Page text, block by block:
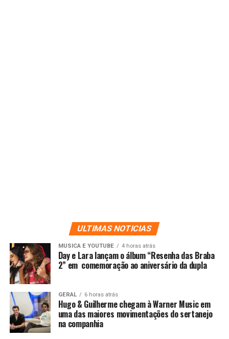
ULTIMAS NOTICIAS
MUSICA E YOUTUBE 4 horas atrás
Day e Lara lançam o álbum “Resenha das Braba
2” em comemoração ao aniversário da dupla
GERAL 6 horas atrás
Hugo & Guilherme chegam à Warner Music em
uma das maiores movimentações do sertanejo
na companhia